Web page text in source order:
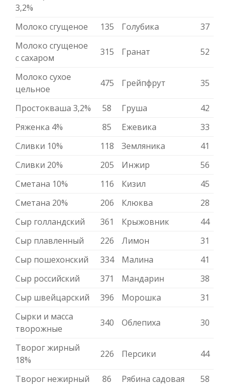
3,2%
Молоко сгущеное 135 Голубика
37
Молоко сгущеное
с сахаром
315 Гранат 52
Молоко сухое
цельное
475 Грейпфрут 35
Простокваша 3,2% 58 Груша
42
Ряженка 4%
85 Ежевика
33
Сливки 10%
118 Земляника
41
Сливки 20%
205 Инжир
56
Сметана 10%
116 Кизил
45
Сметана 20%
206 Клюква
28
Сыр голландский
361 Крыжовник
44
Сыр плавленный
226 Лимон
31
Сыр пошехонский
334 Малина
41
Сыр российский
371 Мандарин
38
Сыр швейцарский
396 Морошка
31
Сырки и масса
творожные
340 Облепиха 30
Творог жирный
18%
226 Персики 44
Творог нежирный 86 Рябина садовая
58